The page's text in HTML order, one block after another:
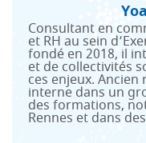
Consultant en
et RH au sein
fondé en 2018, il
et de collectivités
ces enjeux.
interne dans un
des formations,
Rennes et dans